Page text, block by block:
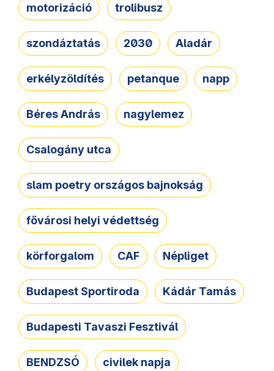
motorizáció trolibusz
szondáztatás 2030 Aladár
erkélyzöldítés petanque napp
Béres András nagylemez
Csalogány utca
slam poetry országos bajnokság
fővárosi helyi védettség
körforgalom CAF Népliget
Budapest Sportiroda Kádár Tamás
Budapesti Tavaszi Fesztivál
BENDZSÓ civilek napja